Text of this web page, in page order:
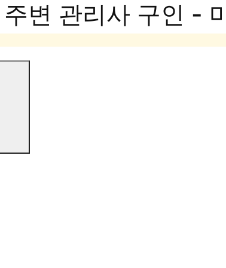
변 관리사 구인 -